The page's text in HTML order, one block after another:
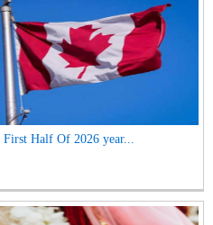
First Half Of 2026 year...